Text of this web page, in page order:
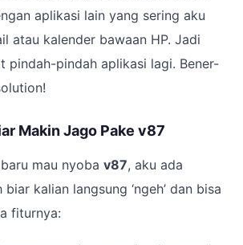
aplikasi lain yang sering aku
atau kalender bawaan HP. Jadi
pindah-pindah aplikasi lagi. Bener-
Makin Jago Pake v87
mau nyoba v87, aku ada
kalian langsung ‘ngeh’ dan bisa
fiturnya: